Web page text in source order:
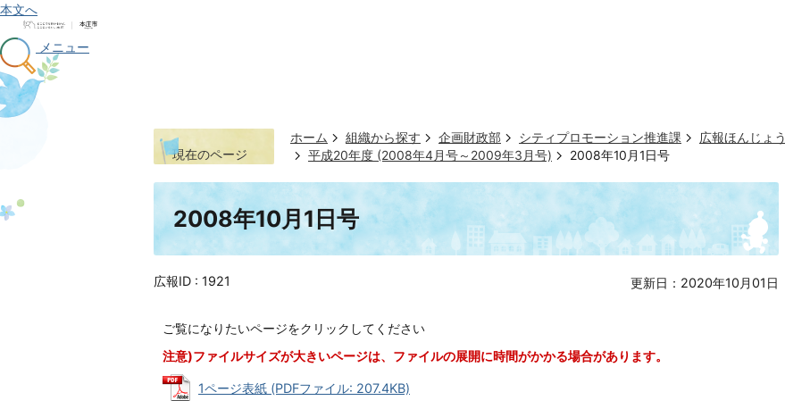
本文へ
メニュー
現在のページ
ホーム 組織から探す 企画財政部 シティプロモーション推進課 広報ほんじょう
平成20年度 (2008年4月号～2009年3月号)
2008年10月1日号
2008年10月1日号
更新日：2020年10月01日
広報ID : 1921
ご覧になりたいページをクリックしてください
注意)ファイルサイズが大きいページは、ファイルの展開に時間がかかる場合があります。
1ページ表紙 (PDFファイル: 207.4KB)